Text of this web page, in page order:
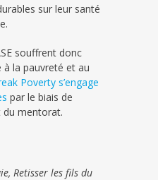
sur leur santé
souffrent donc
à la pauvreté et au
Poverty s’engage
par le biais de
du mentorat.
Retisser les fils du